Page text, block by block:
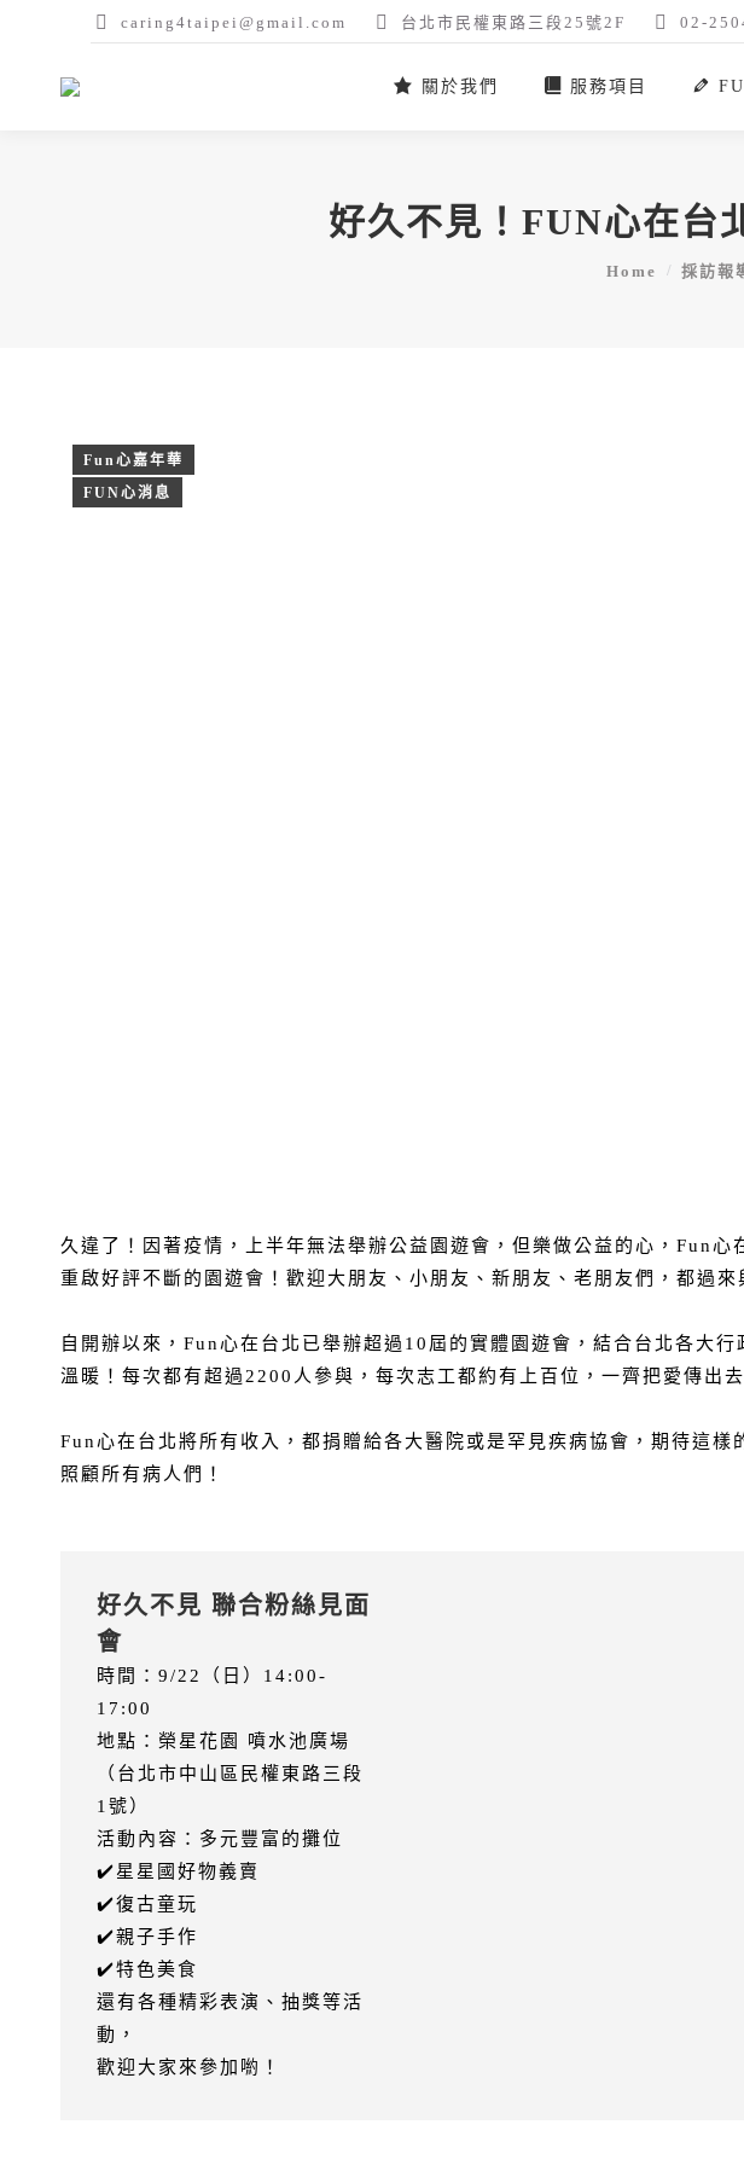
caring4taipei@gmail.com 台北市民權東路三段25號2F 02-
關於我們 服務項目
好久不見！FUN心在台
You are here:
Home 採訪報
Fun心嘉年華
FUN心消息
久違了！因著疫情，上半年無法舉辦公益園遊會，但樂做公益的心，Fun心
重啟好評不斷的園遊會！歡迎大朋友、小朋友、新朋友、老朋友們，都過來
自開辦以來，Fun心在台北已舉辦超過10屆的實體園遊會，結合台北各大
溫暖！每次都有超過2200人參與，每次志工都約有上百位，一齊把愛傳出去
Fun心在台北將所有收入，都捐贈給各大醫院或是罕見疾病協會，期待這樣
照顧所有病人們！
好久不見 聯合粉絲見面
會
時間：9/22（日）14:00-
17:00
地點：榮星花園 噴水池廣場
（台北市中山區民權東路三段
1號）
活動內容：多元豐富的攤位
✔️星星國好物義賣
✔️復古童玩
✔️親子手作
✔️特色美食
還有各種精彩表演、抽獎等活
動，
歡迎大家來參加喲！